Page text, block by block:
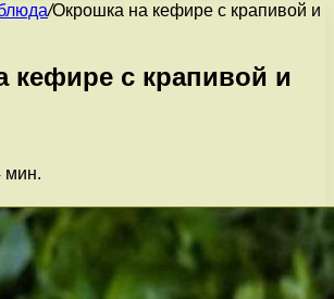
/Окрошка на кефире с крапивой и
кефире с крапивой и
мин.